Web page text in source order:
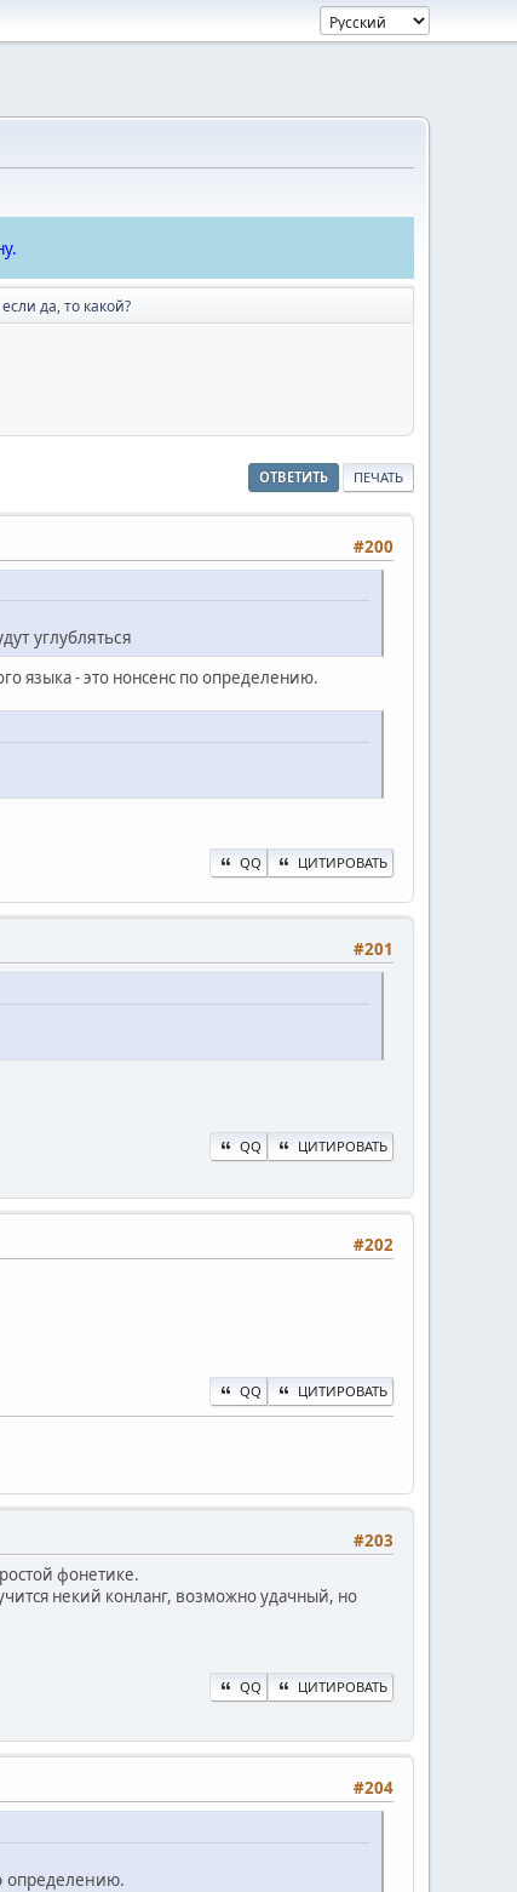
да, то какой?
ОТВЕТИТЬ ПЕЧАТЬ
#200
углубляться
языка - это нонсенс по определению.
QQ ЦИТИРОВАТЬ
#201
QQ ЦИТИРОВАТЬ
#202
QQ ЦИТИРОВАТЬ
#203
фонетике.
некий конланг, возможно удачный, но
QQ ЦИТИРОВАТЬ
#204
определению.